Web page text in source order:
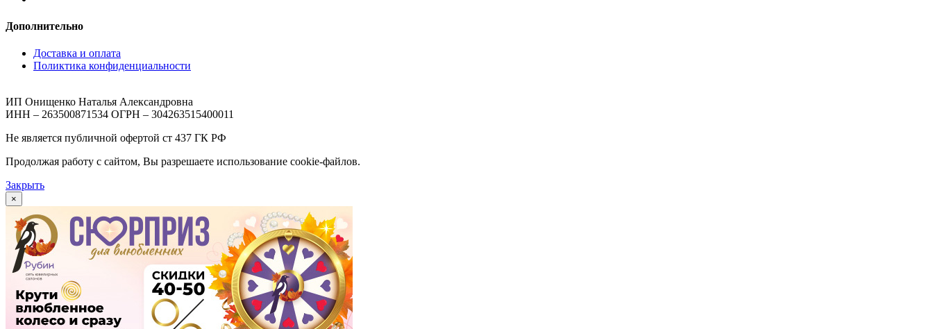
Дополнительно
Доставка и оплата
Поликтика конфиденциальности
ИП Онищенко Наталья Александровна
ИНН – 263500871534 ОГРН – 304263515400011
Не является публичной офертой ст 437 ГК РФ
Продолжая работу с сайтом, Вы разрешаете использование cookie-файлов.
Закрыть
×